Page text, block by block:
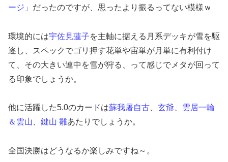
ージ」 だったのですが、思ったより振るってない模様ｗ
環境的には宇佐見蓮子を主軸に据える月系デッキが雪を駆
逐し、スペックでゴリ押す花単や宙単が月単に有利付け
て、その大きい連中を雪が狩る、って感じでメタが回って
る印象でしょうか。
他に活躍した5.0のカードは蘇我屠自古 玄爺
雲居一輪
＆雲山
鍵山 雛あたりでしょうか。
全国決勝はどうなるか楽しみですね～。